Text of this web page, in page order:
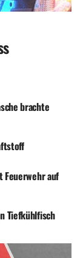
brachte
Feuerwehr auf
Tiefkühlfisch